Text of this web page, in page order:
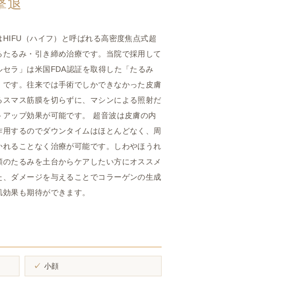
退
HIFU（ハイフ）と呼ばれる高密度焦点式超
たるみ・引き締め治療です。当院で採用して
セラ」は米国FDA認証を取得した「たるみ
です。往来では手術でしかできなかった皮膚
スマス筋膜を切らずに、マシンによる照射だ
アップ効果が可能です。 超音波は皮膚の内
用するのでダウンタイムはほとんどなく、周
れることなく治療が可能です。しわやほうれ
のたるみを土台からケアしたい方にオススメ
、ダメージを与えることでコラーゲンの生成
効果も期待ができます。
小顔